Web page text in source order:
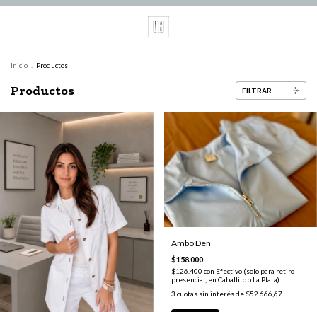
Inicio Productos
Productos FILTRAR
Ambo Den
$158.000
$126.400 con Efectivo (solo para retiro
presencial, en Caballito o La Plata)
3 cuotas sin interés de $52.666,67